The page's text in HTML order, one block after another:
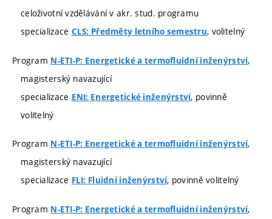
celoživotní vzdělávání v akr. stud. programu
specializace CLS: Předměty letního semestru, volitelný
Program N-ETI-P: Energetické a termofluidní inženýrství,
magisterský navazující
specializace ENI: Energetické inženýrství, povinně
volitelný
Program N-ETI-P: Energetické a termofluidní inženýrství,
magisterský navazující
specializace FLI: Fluidní inženýrství, povinně volitelný
Program N-ETI-P: Energetické a termofluidní inženýrství,